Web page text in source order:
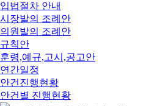
입법절차 안내
시장발의 조례안
의원발의 조례안
규칙안
훈령,예규,고시,공고안
연간일정
안건진행현황
안건별 진행현황